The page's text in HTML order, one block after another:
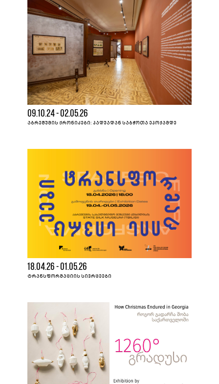
09.10.24 - 02.05.26
ᲐᲑᲠᲔᲨᲣᲛᲘᲡ ᲥᲠᲝᲜᲘᲙᲔᲑᲘ: ᲞᲐᲓᲣᲐᲓᲐᲜ ᲡᲐᲑᲭᲝᲗᲐ ᲔᲞᲝᲥᲐᲛᲓᲔ
18.04.26 - 01.05.26
ᲢᲠᲐᲜᲡᲤᲝᲠᲛᲐᲪᲘᲘᲡ ᲡᲘᲕᲠᲪᲔᲔᲑᲘ